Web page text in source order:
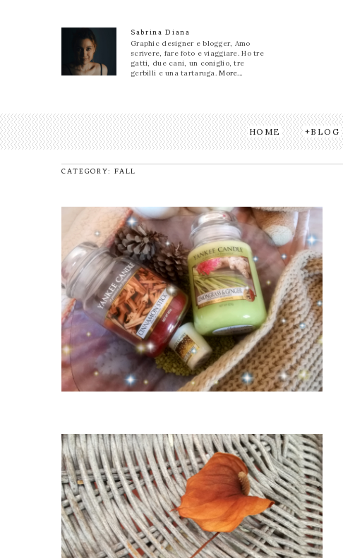
Sabrina Diana
Graphic designer e blogger, Amo
scrivere, fare foto e viaggiare. Ho tre
gatti, due cani, un coniglio, tre
gerbilli e una tartaruga.More...
HOME BLOG
CATEGORY: FALL